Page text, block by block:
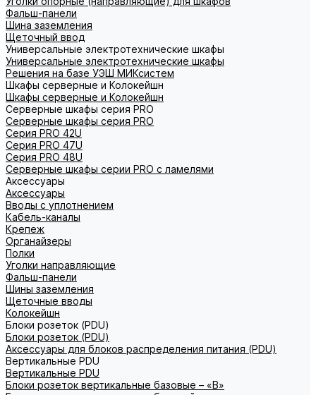
Фальш-панели
Шина заземления
Щеточный ввод
Универсальные электротехнические шкафы
Универсальные электротехнические шкафы
Решения на базе УЭШ МИКсистем
Шкафы серверные и Колокейшн
Шкафы серверные и Колокейшн
Серверные шкафы серия PRO
Серверные шкафы серия PRO
Серия PRO 42U
Серия PRO 47U
Серия PRO 48U
Серверные шкафы серии PRO с ламелями
Аксессуары
Аксессуары
Вводы с уплотнением
Кабель-каналы
Крепеж
Органайзеры
Полки
Уголки направляющие
Фальш-панели
Шины заземления
Щеточные вводы
Колокейшн
Блоки розеток (PDU)
Блоки розеток (PDU)
Аксессуары для блоков распределения питания (PDU)
Вертикальные PDU
Вертикальные PDU
Блоки розеток вертикальные базовые – «В»